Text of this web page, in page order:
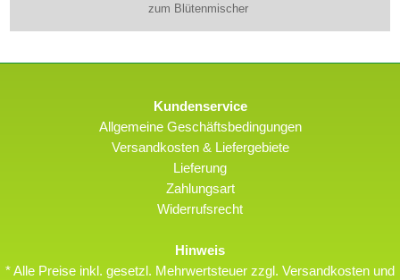
zum Blütenmischer
Kundenservice
Allgemeine Geschäftsbedingungen
Versandkosten & Liefergebiete
Lieferung
Zahlungsart
Widerrufsrecht
Hinweis
* Alle Preise inkl. gesetzl. Mehrwertsteuer zzgl. Versandkosten und